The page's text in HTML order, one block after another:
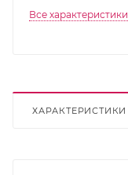
Все характеристики
ХАРАКТЕРИСТИКИ